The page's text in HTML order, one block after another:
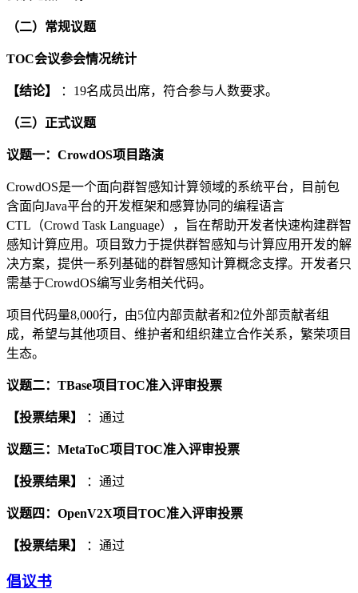
（二）常规议题
TOC会议参会情况统计
【结论】 ：19名成员出席，符合参与人数要求。
（三）正式议题
议题一：CrowdOS项目路演
CrowdOS是一个面向群智感知计算领域的系统平台，目前包
含面向Java平台的开发框架和感算协同的编程语言
CTL（Crowd Task Language），旨在帮助开发者快速构建群智
感知计算应用。项目致力于提供群智感知与计算应用开发的解
决方案，提供一系列基础的群智感知计算概念支撑。开发者只
需基于CrowdOS编写业务相关代码。
项目代码量8,000行，由5位内部贡献者和2位外部贡献者组
成，希望与其他项目、维护者和组织建立合作关系，繁荣项目
生态。
议题二：TBase项目TOC准入评审投票
【投票结果】 ：通过
议题三：MetaToC项目TOC准入评审投票
【投票结果】 ：通过
议题四：OpenV2X项目TOC准入评审投票
【投票结果】 ：通过
倡议书